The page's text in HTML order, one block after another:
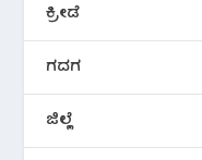
ಕ್ರೀಡೆ
ಗದಗ
ಜಿಲ್ಲೆ